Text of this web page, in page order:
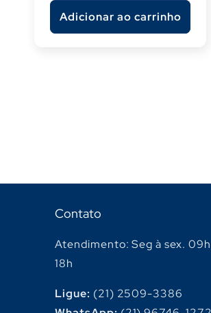
Adicionar ao carrinho
Contato
Atendimento: Seg à sex.
18h
Ligue: (21) 2509-3386